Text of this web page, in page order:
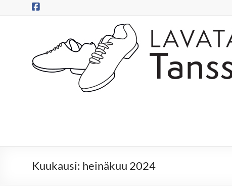
Tanssitossut
ry
Tanssitossujen
Kuukausi: heinäkuu 2024